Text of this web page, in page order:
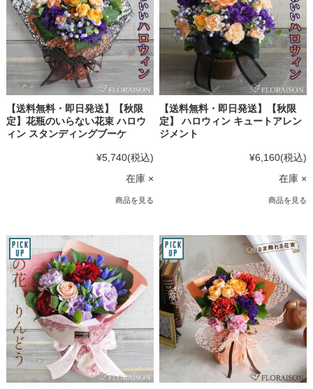
【送料無料・即日発送】【秋限
定】花瓶のいらない花束 ハロウ
ィン スタンディングブーケ
¥5,740(税込)
在庫 ×
商品を見る
【送料無料・即日発送】【秋限
定】 ハロウィン キュートアレン
ジメント
¥6,160(税込)
在庫 ×
商品を見る